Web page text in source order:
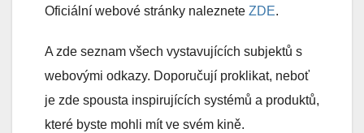
Oficiální webové stránky naleznete ZDE.
A zde seznam všech vystavujících subjektů s
webovými odkazy. Doporučují proklikat, neboť
je zde spousta inspirujících systémů a produktů,
které byste mohli mít ve svém kině.